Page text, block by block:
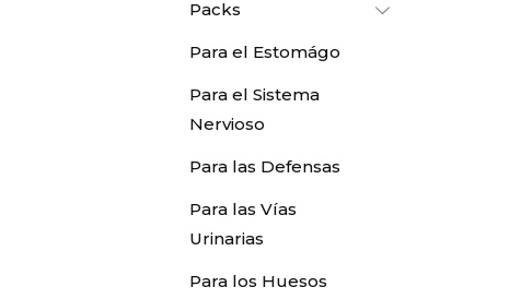
Packs
Para el Estomágo
Para el Sistema
Nervioso
Para las Defensas
Para las Vías
Urinarias
Para los Huesos